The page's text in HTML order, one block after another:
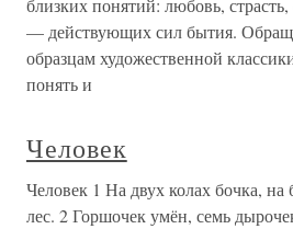
близких понятий: любовь,
— действующих сил бытия.
образцам художественной
понять и
Человек
Человек 1 На двух колах бочка, на
лес. 2 Горшочек умён, семь